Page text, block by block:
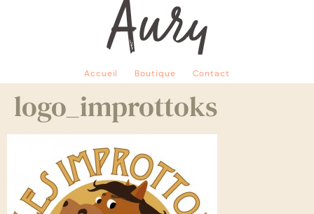
Accueil Boutique Contact
logo_improttoks